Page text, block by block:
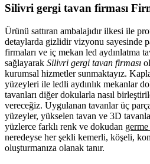
Silivri gergi tavan firması
Ürünü sattıran ambalajıdır ilkesi ile
detaylarda gizlidir vizyonu sayesinde
firmaları ve iç mekan led aydınlatma
sağlayarak Silivri gergi tavan firması
kurumsal hizmetler sunmaktayız.
yüzeyleri ile ledli aydınlık mekanlar
tavanları diğer dokularla nasıl
vereceğiz. Uygulanan tavanlar üç
yüzeyler, yükselen tavan ve 3D
yüzlerce farklı renk ve dokudan
neredeyse her şekli kemerli, köşeli,
oluşturmanıza olanak tanır.